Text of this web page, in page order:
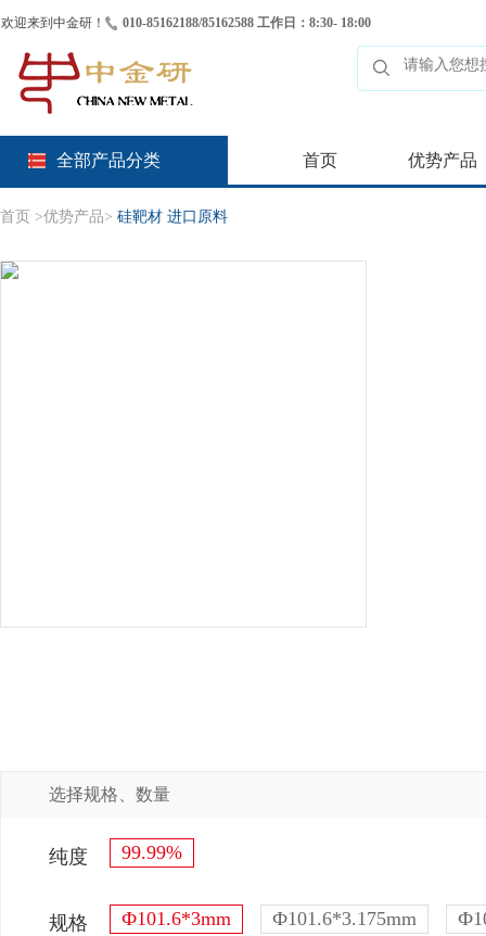
欢迎来到中金研！ 010-85162188/85162588 工作日：8:30- 18:00
全部产品分类 首页 优势产品
首页 >优势产品> 硅靶材 进口原料
选择规格、数量
纯度 99.99%
规格 Ф101.6*3mm Ф101.6*3.175mm